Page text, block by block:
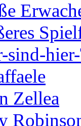
sind-
Zellea